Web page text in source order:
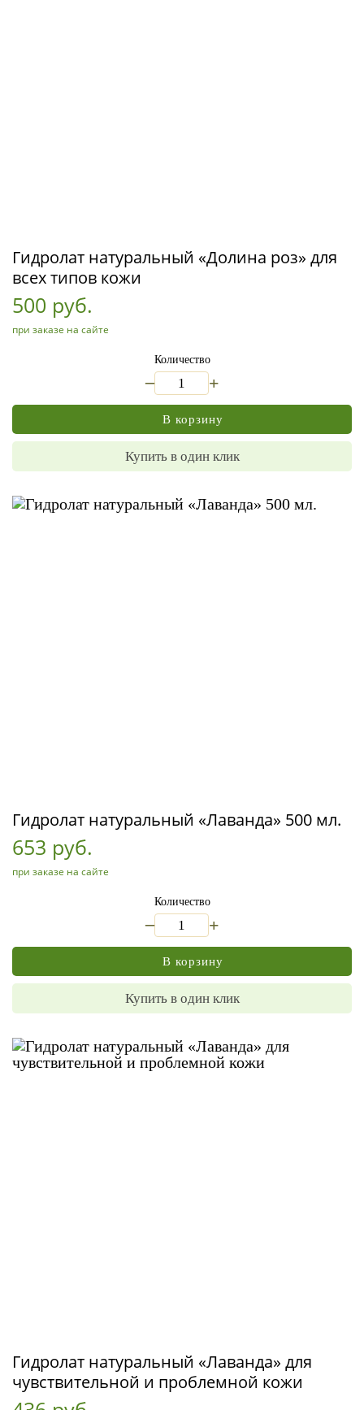
Гидролат натуральный «Долина роз» для
всех типов кожи
500 руб.
при заказе на сайте
Количество
+
В корзину
Купить в один клик
Гидролат натуральный «Лаванда» 500 мл.
653 руб.
при заказе на сайте
Количество
+
В корзину
Купить в один клик
Гидролат натуральный «Лаванда» для
чувствительной и проблемной кожи